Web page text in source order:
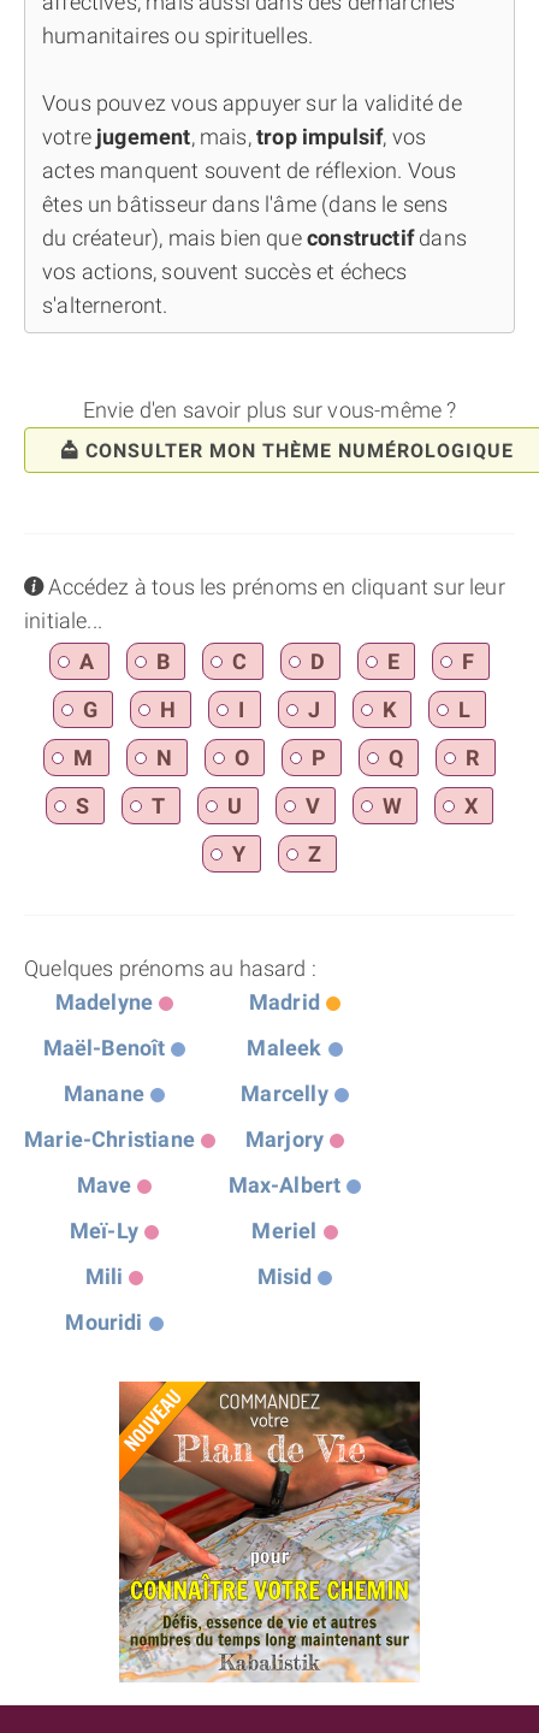
humanitaires ou spirituelles.
Vous pouvez vous appuyer sur la validité de
votre jugement, mais,trop impulsif, vos
actes manquent souvent de réflexion. Vous
êtes un bâtisseur dans l'âme (dans le sens
du créateur), mais bien queconstructifdans
vos actions, souvent succès et échecs
s'alterneront.
Envie d'en savoir plus sur vous-même ?
CONSULTER MON THÈME NUMÉROLOGIQUE
infoAccédez à tous les prénoms en cliquant sur leur
initiale...
A
B C D E
F
G
H I J K
L
M
N O P Q
R
S
T U V W
X
Y
Z
Quelques prénoms au hasard :
Madelyne
Madrid
Maël-Benoît
Maleek
Manane
Marcelly
Marie-Christiane
Marjory
Mave
Max-Albert
Meï-Ly
Meriel
Mili
Misid
Mouridi